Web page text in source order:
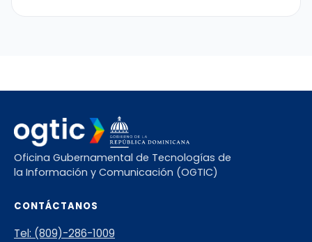
Oficina Gubernamental de Tecnologías de
la Información y Comunicación (OGTIC)
CONTÁCTANOS
Tel: (809)-286-1009